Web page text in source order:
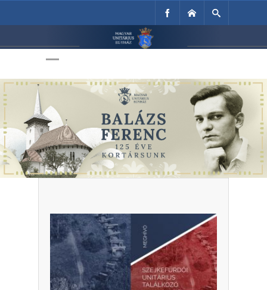
Unitárius Egyház